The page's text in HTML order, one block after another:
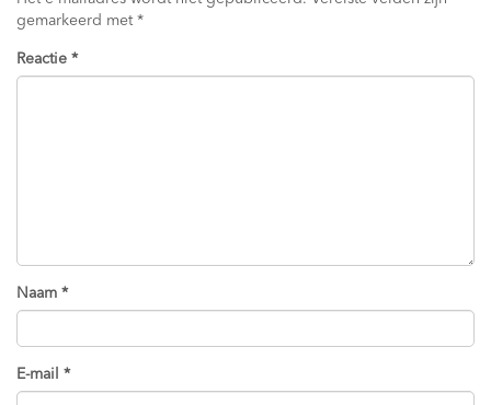
gemarkeerd met *
Reactie *
Naam *
E-mail *